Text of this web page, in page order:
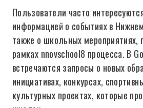
Пользователи часто
информацией о событиях в
также о школьных мероприятиях,
рамках nnovschool8 процесса. В
встречаются запросы о новых
инициативах, конкурсах,
культурных проектах, которые